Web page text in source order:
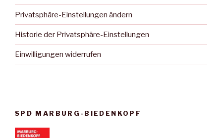
Privatsphäre-Einstellungen ändern
Historie der Privatsphäre-Einstellungen
Einwilligungen widerrufen
SPD MARBURG-BIEDENKOPF